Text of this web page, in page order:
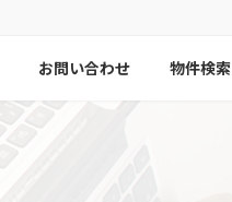
お問い合わせ 物件検索